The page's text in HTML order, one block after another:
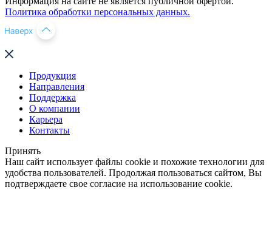
Политика обработки персональных данных.
Продукция
Направления
Поддержка
О компании
Карьера
Контакты
Принять
Наш сайт использует файлы cookie и похожие технологии для
удобства пользователей. Продолжая пользоваться сайтом, Вы
подтверждаете свое согласие на использование cookie.